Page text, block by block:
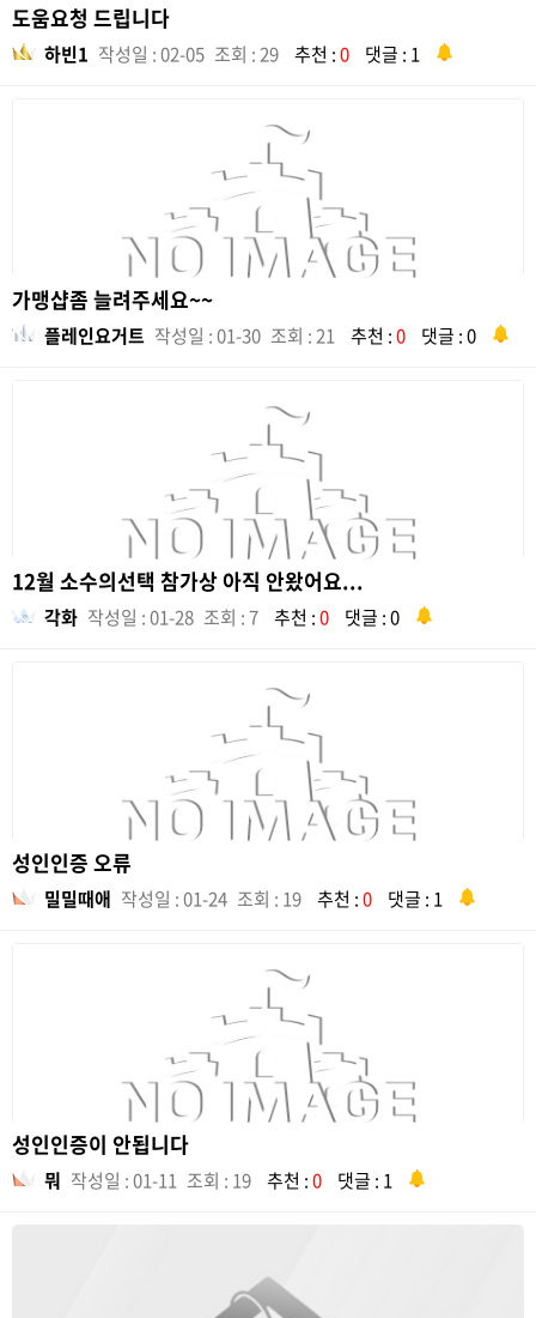
도움요청 드립니다
하빈1 작성일 : 02-05 조회 : 29 추천 :0 댓글 : 1
가맹샵좀 늘려주세요~~
플레인요거트 작성일 : 01-30 조회 : 21 추천 :0 댓글 : 0
12월 소수의선택 참가상 아직 안왔어요...
각화 작성일 : 01-28 조회 : 7 추천 :0 댓글 : 0
성인인증 오류
밀밀때애 작성일 : 01-24 조회 : 19 추천 :0 댓글 : 1
성인인증이 안됩니다
뭐 작성일 : 01-11 조회 : 19 추천 :0 댓글 : 1